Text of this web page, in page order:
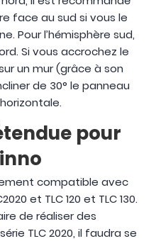
face au sud si vous le
Pour l’hémisphère sud,
Si vous accrochez le
un mur (grâce à son
de 30° le panneau
pour
compatible avec
et TLC 120 et TLC 130.
de réaliser des
TLC 2020, il faudra se